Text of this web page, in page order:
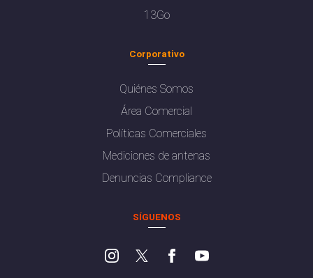
13Go
Corporativo
Quiénes Somos
Área Comercial
Políticas Comerciales
Mediciones de antenas
Denuncias Compliance
SÍGUENOS